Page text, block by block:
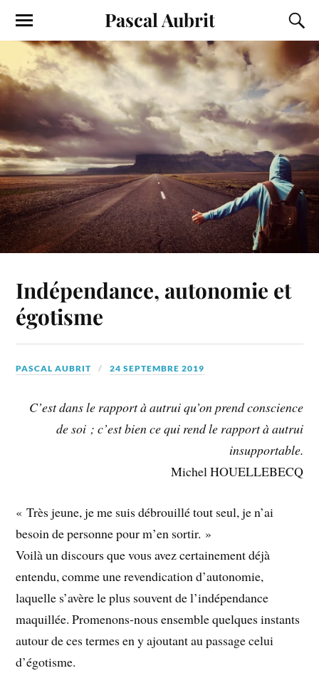
Pascal Aubrit
Indépendance, autonomie et
égotisme
PASCAL AUBRIT 24 SEPTEMBRE 2019
C’est dans le rapport à autrui qu’on prend conscience
de soi ; c’est bien ce qui rend le rapport à autrui
insupportable.
Michel HOUELLEBECQ
« Très jeune, je me suis débrouillé tout seul, je n’ai
besoin de personne pour m’en sortir. »
Voilà un discours que vous avez certainement déjà
entendu, comme une revendication d’autonomie,
laquelle s’avère le plus souvent de l’indépendance
maquillée. Promenons-nous ensemble quelques instants
autour de ces termes en y ajoutant au passage celui
d’égotisme.